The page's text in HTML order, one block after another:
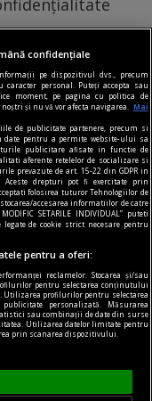
Holding 2026
Holding:
confidențiale
pe dispozitivul dvs., precum
personal. Puteți accepta sau
moment, pe pagina cu politica de
și nu vă vor afecta navigarea.
Mai
de publicitate partenere, precum si
pentru a permite website-ului sa
publicitare afisate in functie de
aferente retelelor de socializare si
prevazute de art. 15-22 din GDPR in
drepturi pot fi exercitate prin
acceptati folosirea tuturor Tehnologiilor de
accesarea informatiilor de catre
SETARILE INDIVIDUAL” puteti
de cookie strict necesare pentru
pentru a oferi:
reclamelor. Stocarea și/sau
pentru selectarea conținutului
Utilizarea profilurilor pentru selectarea
personalizată. Măsurarea
sau combinații de date din surse
Utilizarea datelor limitate pentru
prin scanarea dispozitivului.